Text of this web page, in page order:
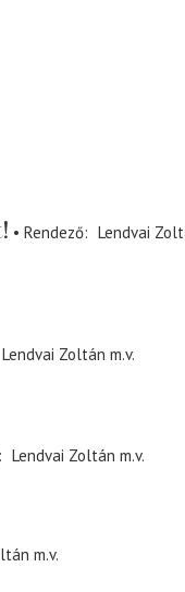
Rendező
Lendvai
Lendvai Zoltán m.v.
Lendvai Zoltán m.v.
m.v.